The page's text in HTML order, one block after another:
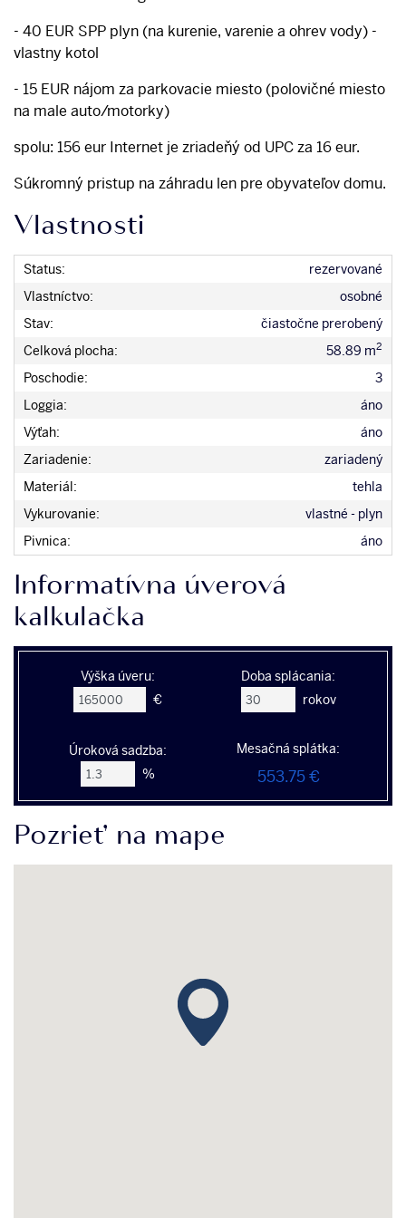
- 40 EUR SPP plyn (na kurenie, varenie a ohrev vody) -
vlastny kotol
- 15 EUR nájom za parkovacie miesto (polovičné miesto
na male auto/motorky)
spolu: 156 eur Internet je zriadeňý od UPC za 16 eur.
Súkromný pristup na záhradu len pre obyvateľov domu.
Vlastnosti
Status:
rezervované
Vlastníctvo:
osobné
Stav:
čiastočne prerobený
Celková plocha:
58.89 m2
Poschodie:
3
Loggia:
áno
Výťah:
áno
Zariadenie:
zariadený
Materiál:
tehla
Vykurovanie:
vlastné - plyn
Pivnica:
áno
Informatívna úverová
kalkulačka
Výška úveru:
€
Doba splácania:
rokov
Úroková sadzba:
%
Mesačná splátka:
553.75 €
Pozrieť na mape